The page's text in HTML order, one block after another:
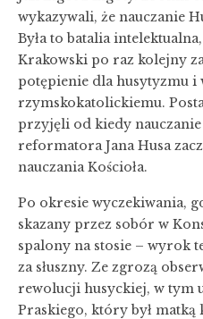
wykazywali, że nauczanie
Była to batalia
Krakowski po raz kolejny
potępienie dla husytyzmu i
rzymskokatolickiemu.
przyjęli od kiedy
reformatora Jana Husa
nauczania Kościoła.
Po okresie wyczekiwania,
skazany przez sobór w
spalony na stosie – wyrok
za słuszny. Ze zgrozą
rewolucji husyckiej, w tym
Praskiego, który był